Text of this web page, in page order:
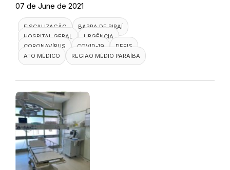
07 de June de 2021
FISCALIZAÇÃO
BARRA DE PIRAÍ
HOSPITAL GERAL
URGÊNCIA
CORONAVÍRUS
COVID-19
DEFIS
ATO MÉDICO
REGIÃO MÉDIO PARAÍBA